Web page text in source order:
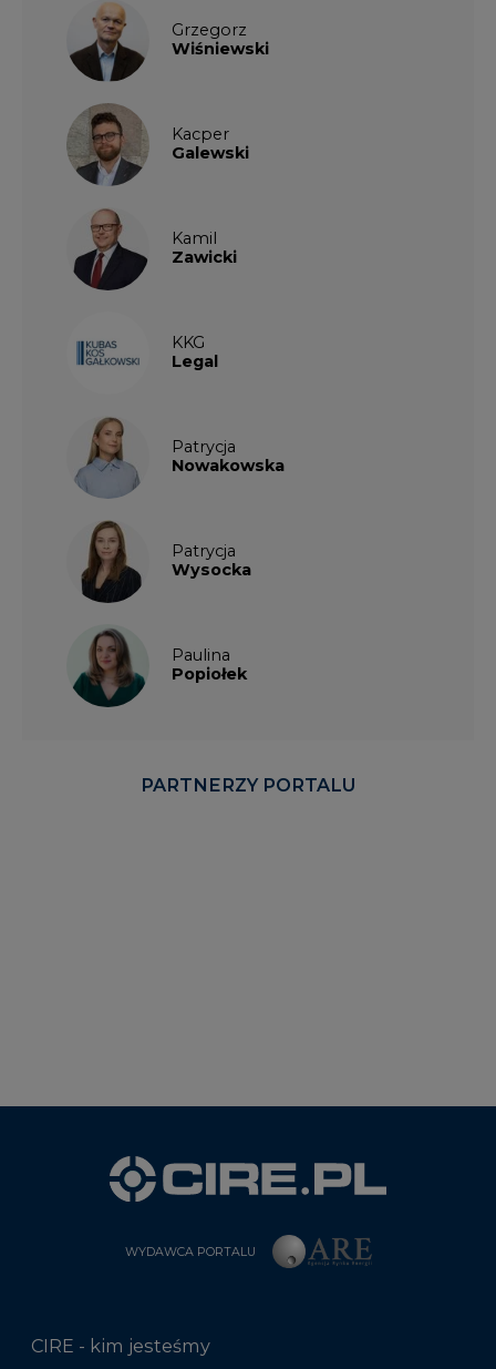
Grzegorz
Wiśniewski
Kacper
Galewski
Kamil
Zawicki
KKG
Legal
Patrycja
Nowakowska
Patrycja
Wysocka
Paulina
Popiołek
PARTNERZY PORTALU
WYDAWCA PORTALU
CIRE - kim jesteśmy